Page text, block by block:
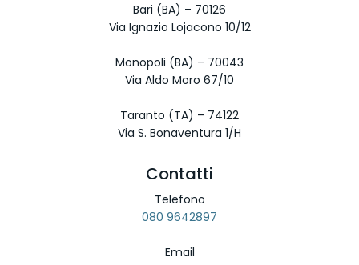
Bari (BA) – 70126
Via Ignazio Lojacono 10/12
Monopoli (BA) – 70043
Via Aldo Moro 67/10
Taranto (TA) – 74122
Via S. Bonaventura 1/H
Contatti
Telefono
080 9642897
Email